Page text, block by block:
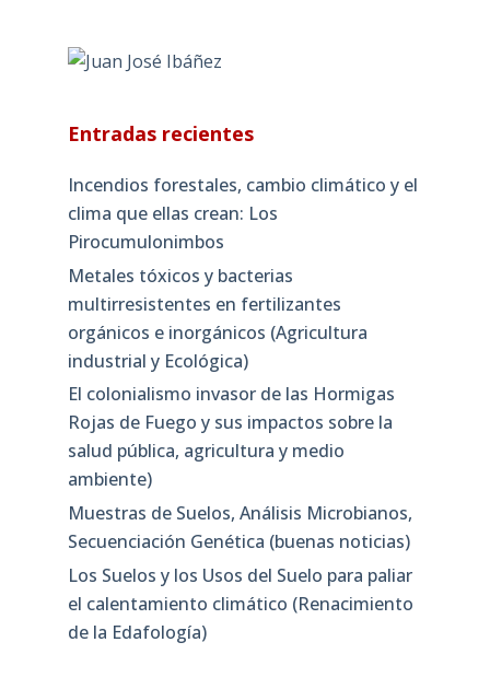
Entradas recientes
Incendios forestales, cambio climático y el
clima que ellas crean: Los
Pirocumulonimbos
Metales tóxicos y bacterias
multirresistentes en fertilizantes
orgánicos e inorgánicos (Agricultura
industrial y Ecológica)
El colonialismo invasor de las Hormigas
Rojas de Fuego y sus impactos sobre la
salud pública, agricultura y medio
ambiente)
Muestras de Suelos, Análisis Microbianos,
Secuenciación Genética (buenas noticias)
Los Suelos y los Usos del Suelo para paliar
el calentamiento climático (Renacimiento
de la Edafología)